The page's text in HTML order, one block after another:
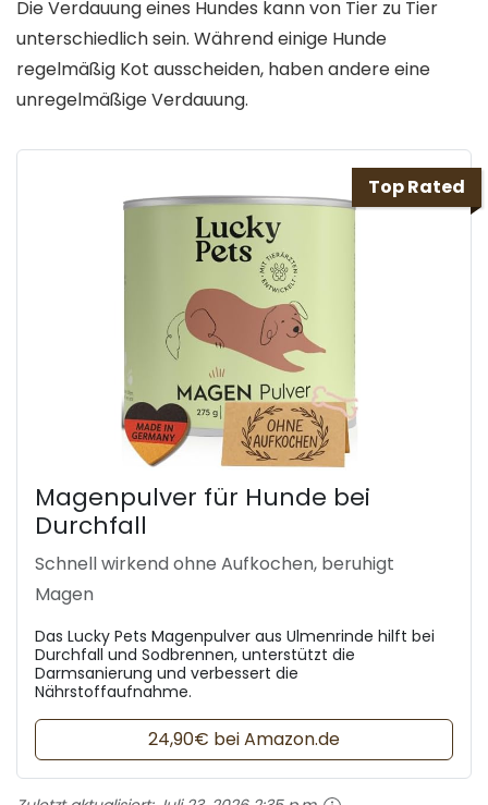
Die Verdauung eines Hundes kann von Tier zu Tier
unterschiedlich sein. Während einige Hunde
regelmäßig Kot ausscheiden, haben andere eine
unregelmäßige Verdauung.
Top Rated
Magenpulver für Hunde bei
Durchfall
Schnell wirkend ohne Aufkochen, beruhigt
Magen
Das Lucky Pets Magenpulver aus Ulmenrinde hilft bei
Durchfall und Sodbrennen, unterstützt die
Darmsanierung und verbessert die
Nährstoffaufnahme.
24,90€ bei Amazon.de